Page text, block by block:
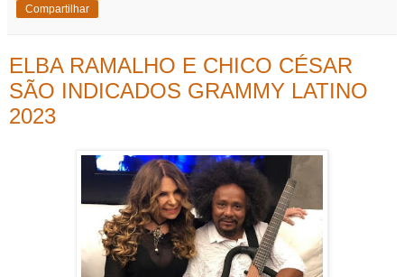
Compartilhar
ELBA RAMALHO E CHICO CÉSAR
SÃO INDICADOS GRAMMY LATINO
2023